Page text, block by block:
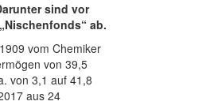
sind vor
ab.
vom Chemiker
von 39,5
von 3,1 auf 41,8
aus 24